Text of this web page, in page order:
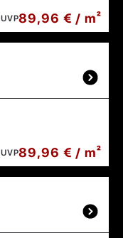
UVP89,96 € / m²
UVP89,96 € / m²